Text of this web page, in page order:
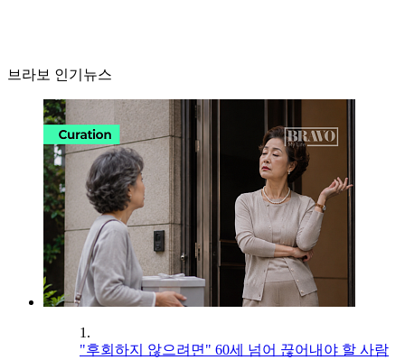
브라보 인기뉴스
1.
"후회하지 않으려면" 60세 넘어 끊어내야 할 사람